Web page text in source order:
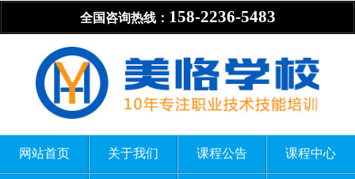
全国咨询热线： 158-2236-5483
网站首页 关于我们 课程公告 课程中心